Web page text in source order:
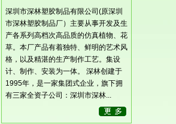
深圳市深林塑胶制品有限公司(原深圳
市深林塑胶制品厂）主要从事开发及生
产各系列高档次高品质的仿真植物、花
草。本厂产品有着独特、鲜明的艺术风
格，以及精湛的生产制作工艺。集设
计、制作、安装为一体。 深林创建于
1995年，是一家集团式企业，旗下拥
有三家全资子公司：深圳市深林...